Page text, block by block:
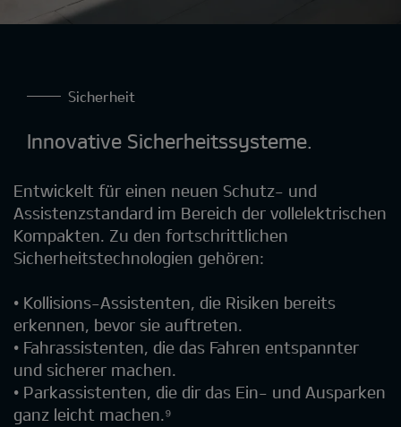
Sicherheit
Innovative Sicherheitssysteme.
Entwickelt für einen neuen Schutz- und
Assistenzstandard im Bereich der vollelektrischen
Kompakten. Zu den fortschrittlichen
Sicherheitstechnologien gehören:
• Kollisions-Assistenten, die Risiken bereits
erkennen, bevor sie auftreten.
• Fahrassistenten, die das Fahren entspannter
und sicherer machen.
• Parkassistenten, die dir das Ein- und Ausparken
ganz leicht machen.⁹